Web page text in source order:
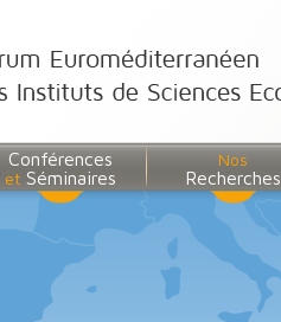
Conférences
etSéminaires
Nos
Recherches